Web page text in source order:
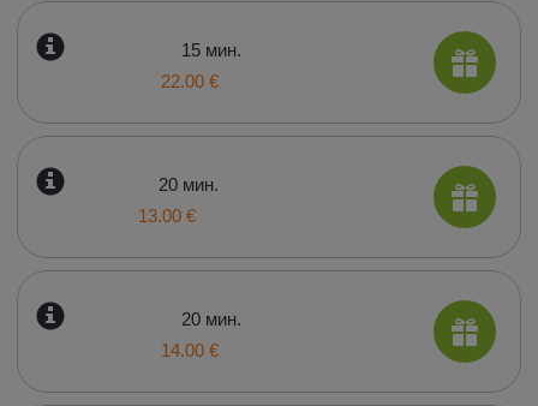
15 мин.
22.00 €
20 мин.
13.00 €
20 мин.
14.00 €